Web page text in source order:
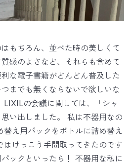
もちろん、並べた時の美しくて
感のよさなど、それらも含めて
な電子書籍がどんどん普及した
までも無くならないで欲しいな
LIXILの会議に関しては、「シャ
い出しました。 私は不器用なの
替え用パックをボトルに詰め替え
はけっこう手間取ってきたのです
ックといったら！ 不器用な私に